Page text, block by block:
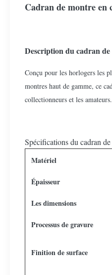
Cadran de montre en
Description du cadran
Conçu pour les horlogers les
montres haut de gamme, ce
collectionneurs et les amateurs.
Spécifications du cadran
Matériel
Épaisseur
Les dimensions
Processus de gravure
Finition de surface